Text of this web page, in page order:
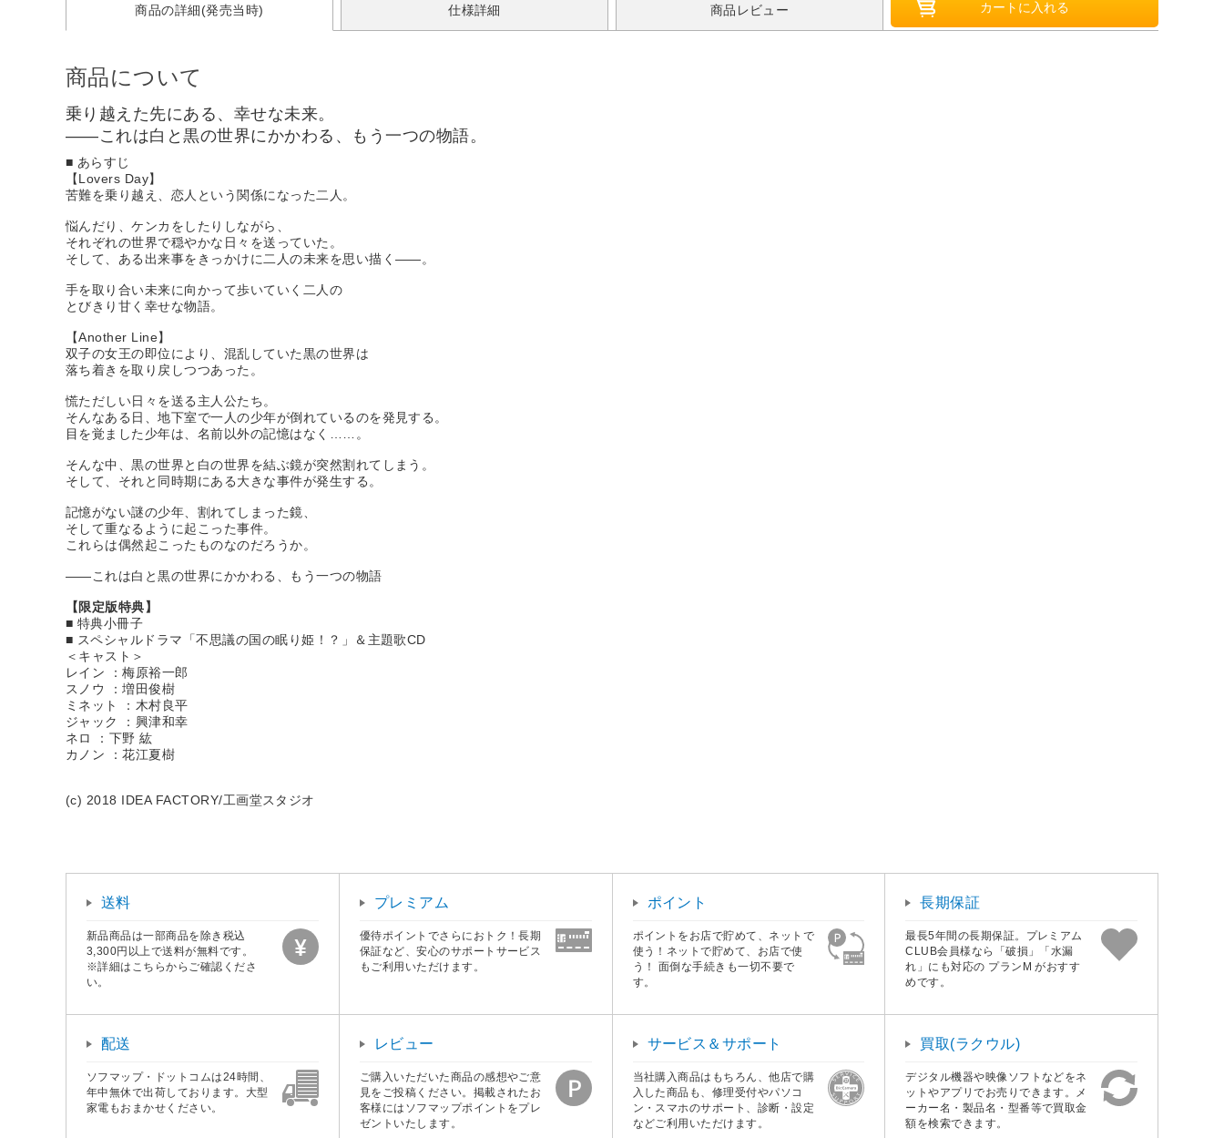
商品の詳細(発売当時) 仕様詳細 商品レビュー
商品について
乗り越えた先にある、幸せな未来。
――これは白と黒の世界にかかわる、もう一つの物語。
■ あらすじ
【Lovers Day】
苦難を乗り越え、恋人という関係になった二人。
悩んだり、ケンカをしたりしながら、
それぞれの世界で穏やかな日々を送っていた。
そして、ある出来事をきっかけに二人の未来を思い描く――。
手を取り合い未来に向かって歩いていく二人の
とびきり甘く幸せな物語。
【Another Line】
双子の女王の即位により、混乱していた黒の世界は
落ち着きを取り戻しつつあった。
慌ただしい日々を送る主人公たち。
そんなある日、地下室で一人の少年が倒れているのを発見する。
目を覚ました少年は、名前以外の記憶はなく……。
そんな中、黒の世界と白の世界を結ぶ鏡が突然割れてしまう。
そして、それと同時期にある大きな事件が発生する。
記憶がない謎の少年、割れてしまった鏡、
そして重なるように起こった事件。
これらは偶然起こったものなのだろうか。
――これは白と黒の世界にかかわる、もう一つの物語
【限定版特典】
■ 特典小冊子
■ スペシャルドラマ「不思議の国の眠り姫！？」＆主題歌CD
＜キャスト＞
レイン ：梅原裕一郎
スノウ ：増田俊樹
ミネット ：木村良平
ジャック ：興津和幸
ネロ ：下野 紘
カノン ：花江夏樹
(c) 2018 IDEA FACTORY/工画堂スタジオ
送料
新品商品は一部商品を除き税込
3,300円以上で送料が無料です。
※詳細はこちらからご確認くださ
い。
プレミアム
優待ポイントでさらにおトク！長期
保証など、安心のサポートサービス
もご利用いただけます。
ポイント
ポイントをお店で貯めて、ネットで
使う！ネットで貯めて、お店で使
う！ 面倒な手続きも一切不要で
す。
長期保証
最長5年間の長期保証。プレミアム
CLUB会員様なら「破損」「水漏
れ」にも対応の プランM がおすす
めです。
配送
ソフマップ・ドットコムは24時間、
年中無休で出荷しております。大型
家電もおまかせください。
レビュー
ご購入いただいた商品の感想やご意
見をご投稿ください。掲載されたお
客様にはソフマップポイントをプレ
ゼントいたします。
サービス＆サポート
当社購入商品はもちろん、他店で購
入した商品も、修理受付やパソコ
ン・スマホのサポート、診断・設定
などご利用いただけます。
買取(ラクウル)
デジタル機器や映像ソフトなどをネ
ットやアプリでお売りできます。メ
ーカー名・製品名・型番等で買取金
額を検索できます。